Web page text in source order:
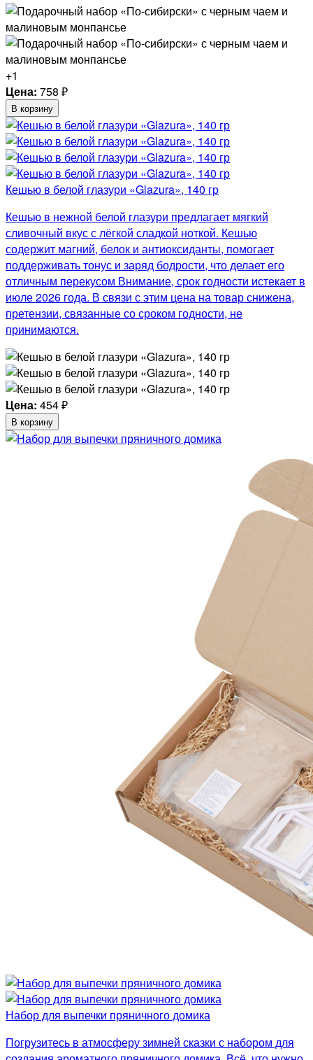
+1
Цена: 758 ₽
В корзину
Кешью в белой глазури «Glazura», 140 гр
Кешью в нежной белой глазури предлагает мягкий
сливочный вкус с лёгкой сладкой ноткой. Кешью
содержит магний, белок и антиоксиданты, помогает
поддерживать тонус и заряд бодрости, что делает его
отличным перекусом Внимание, срок годности истекает в
июле 2026 года. В связи с этим цена на товар снижена,
претензии, связанные со сроком годности, не
принимаются.
Цена: 454₽
В корзину
Набор для выпечки пряничного домика
Погрузитесь в атмосферу зимней сказки с набором для